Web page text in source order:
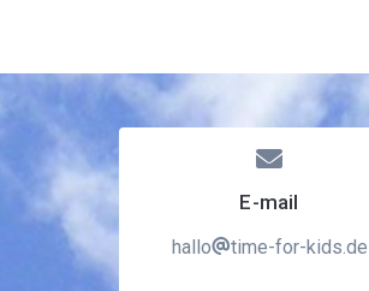
E-mail
hallo time-for-kids.de